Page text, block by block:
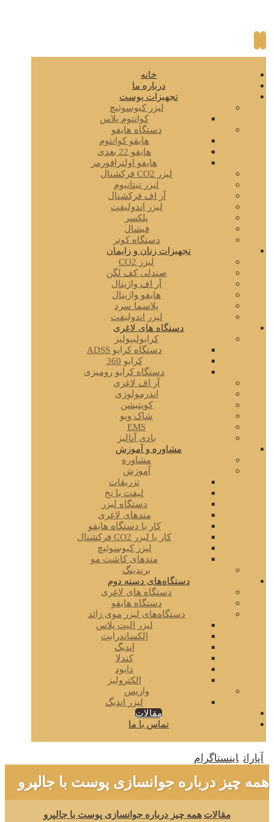
خانه
درباره ما
تجهیزات پوست
لیزر کیوسوئیچ
کوانتوم پلاس
دستگاه هایفو
هایفو کوانتوم
هایفو 22 بعدی
هایفو اولترافورمر
لیزر CO2 فرکشنال
لیزر تیتانیوم
آر اف فرکشنال
لیزر اندولیفت
پلکسر
فیشال
دستگاه کوتر
تجهیزات زنان و زایمان
لیزر CO2
صندلی کف لگن
آر اف واژینال
هایفو واژینال
پلاسما سرد
لیزر اندولیفت
دستگاه های لاغری
کرایولیپولیز
دستگاه کرایو ADSS
کرایو 360
دستگاه کرایو رومیزی
آر اف لاغری
اندرمولوژی
کویتیشن
شاک ویو
EMS
بادی آنالیز
مشاوره و آموزش
مشاوره
آموزش
تزریقات
لیفت با نخ
دستگاه لیزر
متدهای لاغری
کار با دستگاه هایفو
کار با لیزر CO2 فرکشنال
لیزر کیوسوئیچ
متدهای کاشت مو
برندینگ
دستگاه‌های دسته دوم
دستگاه های لاغری
دستگاه هایفو
دستگاه‌های لیزر موی زائد
لیزر الیت پلاس
الکساندرایت
اندیگ
کندلا
دایود
الکترولیز
واریس
لیزر اندیگ
مقالات
تماس با ما
آپارات اینستاگرام
همه چیز درباره جوانسازی پوست با جالپرو
مقالات همه چیز درباره جوانسازی پوست با جالپرو